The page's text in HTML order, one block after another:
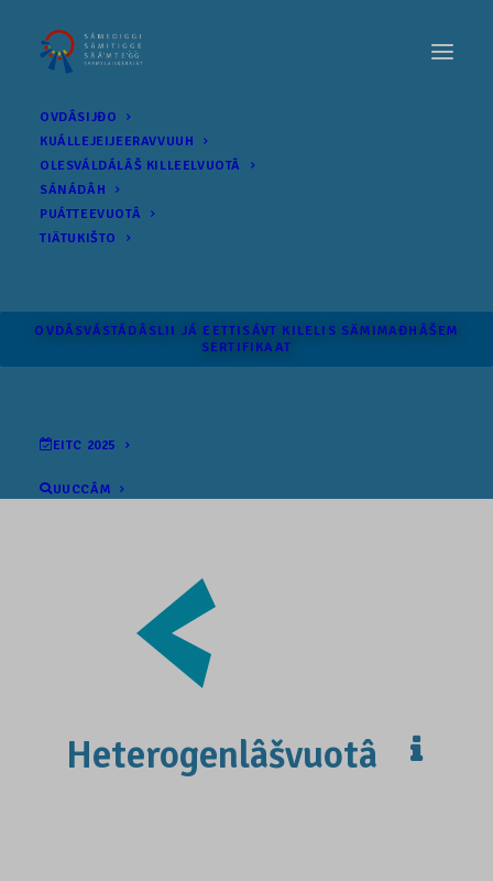
OVDÂSIJĐO
KUÁLLEJEIJEERAVVUUH
OLESVÁLDÁLÂŠ KILLEELVUOTÂ
SÁNÁDÂH
PUÁTTEEVUOTÂ
TIÄTUKIŠTO
OVDÂSVÁSTÁDÂSLII JÁ EETTISÁVT KILELIS SÄMI­MAĐHÂŠEM
SERTIFIKAAT
EITC 2025
UUCCÂM
Heterogenlâšvuotâ